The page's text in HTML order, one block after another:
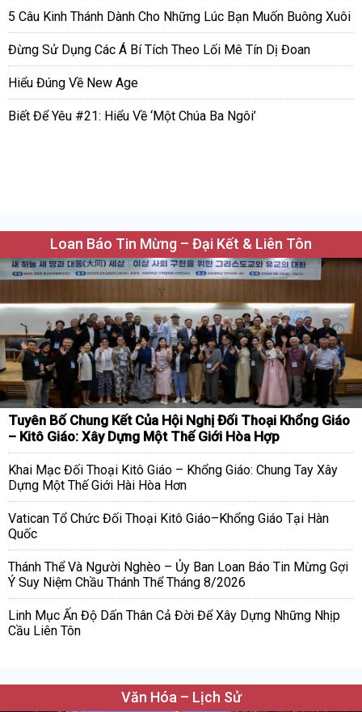
5 Câu Kinh Thánh Dành Cho Những Lúc Bạn Muốn Buông Xuôi
Đừng Sử Dụng Các Á Bí Tích Theo Lối Mê Tín Dị Đoan
Hiểu Đúng Về New Age
Biết Để Yêu #21: Hiểu Về ‘Một Chúa Ba Ngôi’
Loan Báo Tin Mừng – Đại Kết & Liên Tôn
Tuyên Bố Chung Kết Của Hội Nghị Đối Thoại Khổng Giáo
– Kitô Giáo: Xây Dựng Một Thế Giới Hòa Hợp
Khai Mạc Đối Thoại Kitô Giáo – Khổng Giáo: Chung Tay Xây
Dựng Một Thế Giới Hài Hòa Hơn
Vatican Tổ Chức Đối Thoại Kitô Giáo–Khổng Giáo Tại Hàn
Quốc
Thánh Thể Và Người Nghèo – Ủy Ban Loan Báo Tin Mừng Gợi
Ý Suy Niệm Chầu Thánh Thể Tháng 8/2026
Linh Mục Ấn Độ Dấn Thân Cả Đời Để Xây Dựng Những Nhịp
Cầu Liên Tôn
Văn Hóa – Lịch Sử